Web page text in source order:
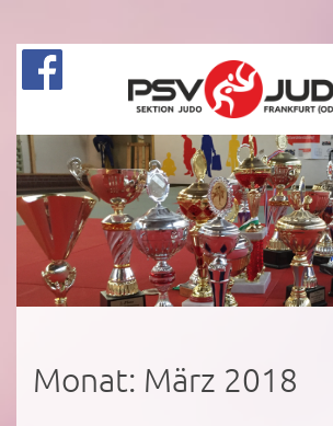
Monat: März 2018